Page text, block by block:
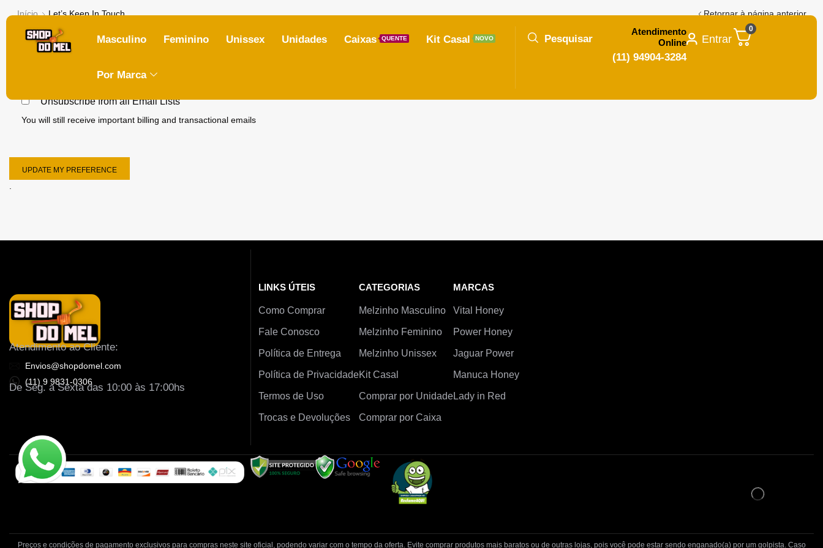
Masculino Feminino Unissex Unidades Caixas QUENTE Kit Casal NOVO
Por Marca
Pesquisar
Atendimento
Online
(11) 94904-3284
Entrar
0
Retornar à página anterior
Início Let’s Keep In Touch
John
Unsubscribe from all Email Lists
You will still receive important billing and transactional emails
UPDATE MY PREFERENCE
Atendimento ao Cliente:
Envios@shopdomel.com
(11) 9 9831-0306
De Seg. a Sexta das 10:00 às 17:00hs
LINKS ÚTEIS
Como Comprar
Fale Conosco
Política de Entrega
Política de Privacidade
Termos de Uso
Trocas e Devoluções
CATEGORIAS
Melzinho Masculino
Melzinho Feminino
Melzinho Unissex
Kit Casal
Comprar por Unidade
Comprar por Caixa
MARCAS
Vital Honey
Power Honey
Jaguar Power
Manuca Honey
Lady in Red
Preços e condições de pagamento exclusivos para compras neste site oficial, podendo variar com o tempo da oferta. Evite comprar produtos mais baratos ou de outras lojas, pois você pode estar sendo enganado(a) por um golpista. Caso